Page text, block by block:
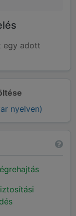
nyelven)
egy adott